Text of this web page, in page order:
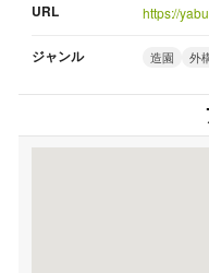
URL https://
ジャンル 造園 外